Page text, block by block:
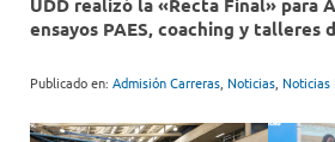
UDD realizó la «Recta Final» para
ensayos PAES, coaching y talleres
Publicado en: Admisión Carreras Noticias Noticias